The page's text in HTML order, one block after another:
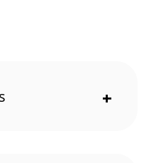
plein format GREEN +